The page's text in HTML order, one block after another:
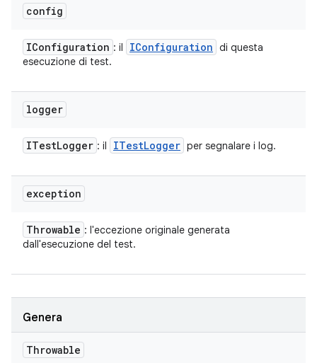
config
IConfiguration : il IConfiguration di questa
esecuzione di test.
logger
ITestLogger : il ITestLogger per segnalare i log.
exception
Throwable : l'eccezione originale generata
dall'esecuzione del test.
Genera
Throwable